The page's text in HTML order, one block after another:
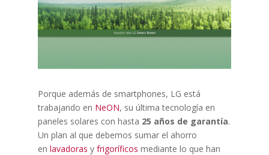
Porque además de smartphones, LG está
trabajando en NeON, su última tecnología en
paneles solares con hasta 25 años de garantía.
Un plan al que debemos sumar el ahorro
en lavadoras y frigoríficos mediante lo que han